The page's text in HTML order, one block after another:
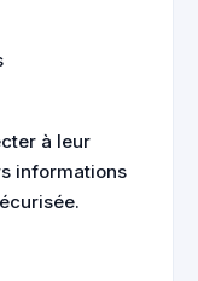
à leur
informations